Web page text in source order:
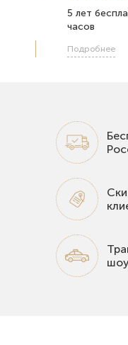
5 лет
часов
Подробнее